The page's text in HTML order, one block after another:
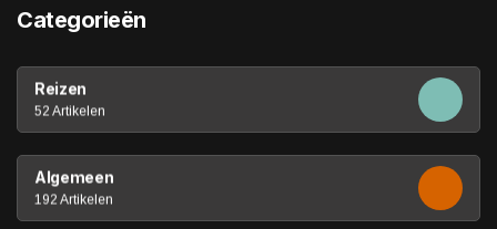
Categorieën
Reizen
52 Artikelen
Algemeen
192 Artikelen